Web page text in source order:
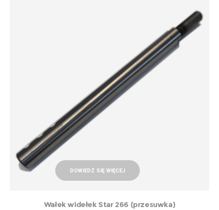
DOWIEDZ SIĘ WIĘCEJ
Wałek widełek Star 266 (przesuwka)